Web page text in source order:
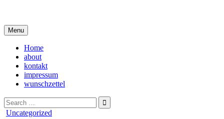
content
Menu
Home
about
kontakt
impressum
wunschzettel
Search
for:
Posted
Uncategorized